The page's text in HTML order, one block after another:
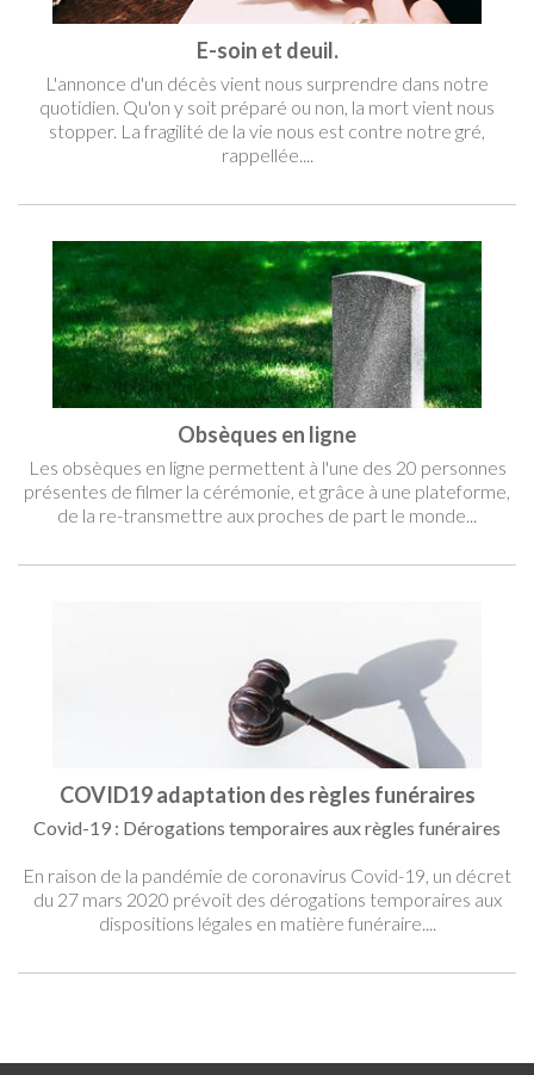
E-soin et deuil.
L'annonce d'un décès vient nous surprendre dans notre
quotidien. Qu'on y soit préparé ou non, la mort vient nous
stopper. La fragilité de la vie nous est contre notre gré,
rappellée....
Obsèques en ligne
Les obsèques en ligne permettent à l'une des 20 personnes
présentes de filmer la cérémonie, et grâce à une plateforme,
de la re-transmettre aux proches de part le monde...
COVID19 adaptation des règles funéraires
Covid-19 : Dérogations temporaires aux règles funéraires
En raison de la pandémie de coronavirus Covid-19, un décret
du 27 mars 2020 prévoit des dérogations temporaires aux
dispositions légales en matière funéraire....